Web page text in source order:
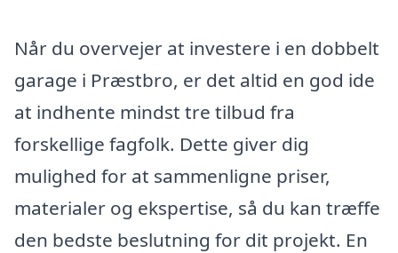
Når du overvejer at investere i en dobbelt
garage i Præstbro, er det altid en god ide
at indhente mindst tre tilbud fra
forskellige fagfolk. Dette giver dig
mulighed for at sammenligne priser,
materialer og ekspertise, så du kan træffe
den bedste beslutning for dit projekt. En